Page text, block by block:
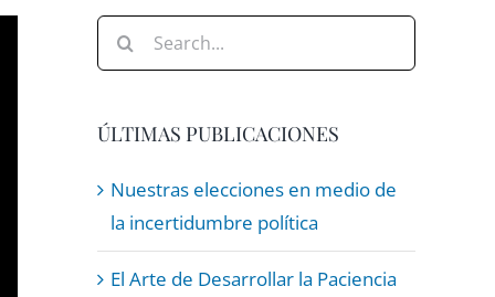
Search
for:
ÚLTIMAS PUBLICACIONES
Nuestras elecciones en medio de
la incertidumbre política
El Arte de Desarrollar la Paciencia